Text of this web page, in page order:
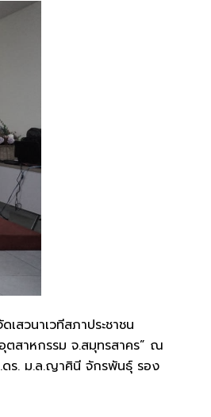
สวนาเวทีสภาประชาชน
ตสาหกรรม จ.สมุทรสาคร” ณ
.ดร. ม.ล.ญาศินี จักรพันธุ์ รอง